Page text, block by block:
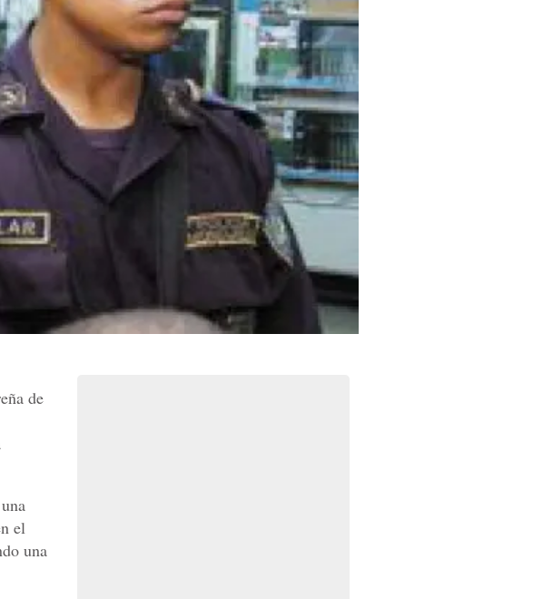
de
el
una